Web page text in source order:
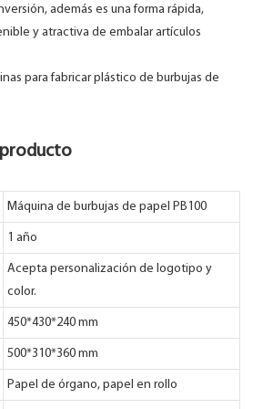
además es una forma rápida,
y atractiva de embalar artículos
Máquina de burbujas de papel PB100
1 año
Acepta personalización de logotipo y
color.
450*430*240 mm
500*310*360 mm
Papel de órgano, papel en rollo